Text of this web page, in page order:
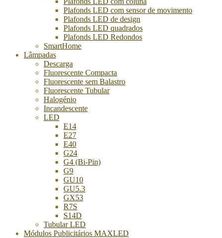
Plafonds LED com sensor de movimento
Plafonds LED de design
Plafonds LED quadrados
Plafonds LED Redondos
SmartHome
Lâmpadas
Descarga
Fluorescente Compacta
Fluorescente sem Balastro
Fluorescente Tubular
Halogénio
Incandescente
LED
E14
E27
E40
G24
G4 (Bi-Pin)
G9
GU10
GU5.3
GX53
R7S
S14D
Tubular LED
Módulos Publicitários MAXLED